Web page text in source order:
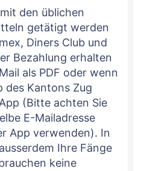
den üblichen
getätigt werden
Diners Club und
Bezahlung erhalten
als PDF oder wenn
des Kantons Zug
(Bitte achten Sie
E-Mailadresse
App verwenden). In
Ihre Fänge
keine